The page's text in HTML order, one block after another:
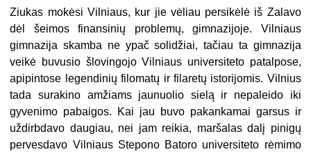
Ziukas mokėsi Vilniaus, kur jie vėliau persikėlė iš Zalavo
dėl šeimos finansinių problemų, gimnazijoje. Vilniaus
gimnazija skamba ne ypač solidžiai, tačiau ta gimnazija
veikė buvusio šlovingojo Vilniaus universiteto patalpose,
apipintose legendinių filomatų ir filaretų istorijomis. Vilnius
tada surakino amžiams jaunuolio sielą ir nepaleido iki
gyvenimo pabaigos. Kai jau buvo pakankamai garsus ir
uždirbdavo daugiau, nei jam reikia, maršalas dalį pinigų
pervesdavo Vilniaus Stepono Batoro universiteto rėmimo